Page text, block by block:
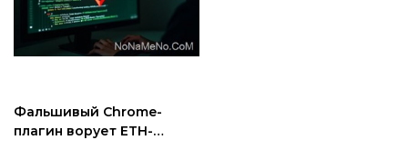
Фальшивый Chrome-
плагин ворует ETH-